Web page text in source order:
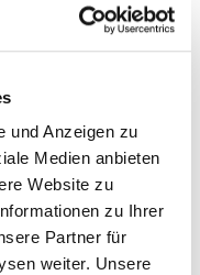
und Anzeigen zu
Medien anbieten
Website zu
zu Ihrer
Partner für
weiter. Unsere